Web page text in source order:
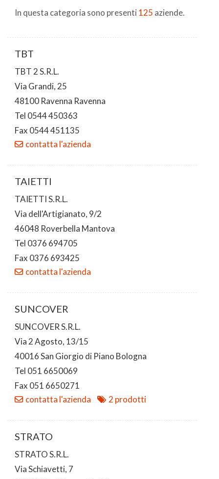
In questa categoria sono presenti 125 aziende.
TBT
TBT 2 S.R.L.
Via Grandi, 25
48100 Ravenna Ravenna
Tel 0544 450363
Fax 0544 451135
contatta l'azienda
TAIETTI
TAIETTI S.R.L.
Via dell'Artigianato, 9/2
46048 Roverbella Mantova
Tel 0376 694705
Fax 0376 693425
contatta l'azienda
SUNCOVER
SUNCOVER S.R.L.
Via 2 Agosto, 13/15
40016 San Giorgio di Piano Bologna
Tel 051 6650069
Fax 051 6650271
contatta l'azienda
2 prodotti
STRATO
STRATO S.R.L.
Via Schiavetti, 7